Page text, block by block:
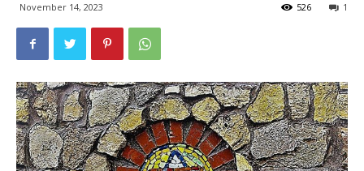
November 14, 2023 1
526